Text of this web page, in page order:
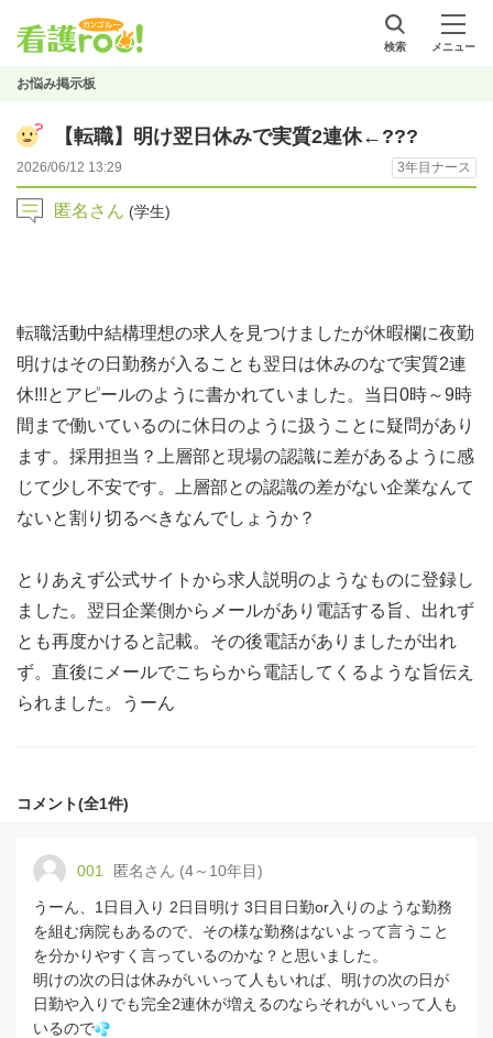
検索 メニュー
お悩み掲示板
【転職】明け翌日休みで実質2連休←???
2026/06/12 13:29 3年目ナース
匿名さん (学生)
転職活動中結構理想の求人を見つけましたが休暇欄に夜勤
明けはその日勤務が入ることも翌日は休みのなで実質2連
休!!!とアピールのように書かれていました。当日0時～9時
間まで働いているのに休日のように扱うことに疑問があり
ます。採用担当？上層部と現場の認識に差があるように感
じて少し不安です。上層部との認識の差がない企業なんて
ないと割り切るべきなんでしょうか？
とりあえず公式サイトから求人説明のようなものに登録し
ました。翌日企業側からメールがあり電話する旨、出れず
とも再度かけると記載。その後電話がありましたが出れ
ず。直後にメールでこちらから電話してくるような旨伝え
られました。うーん
コメント(全1件)
001 匿名さん (4～10年目)
うーん、1日目入り 2日目明け 3日目日勤or入りのような勤務
を組む病院もあるので、その様な勤務はないよって言うこと
を分かりやすく言っているのかな？と思いました。
明けの次の日は休みがいいって人もいれば、明けの次の日が
日勤や入りでも完全2連休が増えるのならそれがいいって人も
いるので